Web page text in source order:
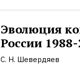
Эволюция
России 1988-
С. Н. Шевердяев